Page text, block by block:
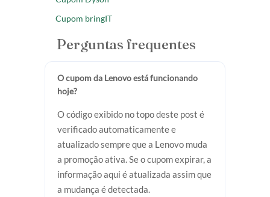
Cupom bringIT
Perguntas frequentes
O cupom da Lenovo está funcionando
hoje?
O código exibido no topo deste post é
verificado automaticamente e
atualizado sempre que a Lenovo muda
a promoção ativa. Se o cupom expirar, a
informação aqui é atualizada assim que
a mudança é detectada.